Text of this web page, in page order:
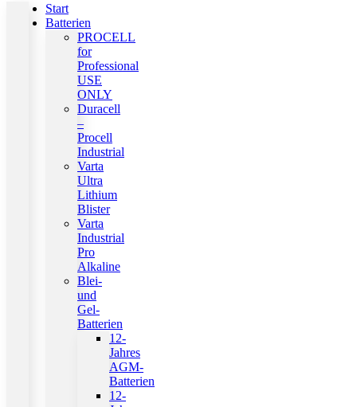
Start
Batterien
PROCELL
for
Professional
USE
ONLY
Duracell
–
Procell
Industrial
Varta
Ultra
Lithium
Blister
Varta
Industrial
Pro
Alkaline
Blei-
und
Gel-
Batterien
12-
Jahres
AGM-
Batterien
12-